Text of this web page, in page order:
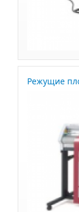
Режущие